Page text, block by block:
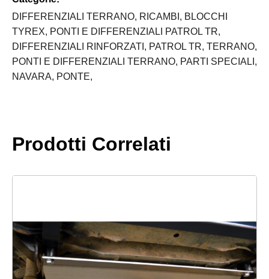
quantità
DIFFERENZIALI TERRANO, RICAMBI, BLOCCHI
TYREX, PONTI E DIFFERENZIALI PATROL TR,
DIFFERENZIALI RINFORZATI, PATROL TR, TERRANO,
PONTI E DIFFERENZIALI TERRANO, PARTI SPECIALI,
NAVARA, PONTE,
Prodotti Correlati